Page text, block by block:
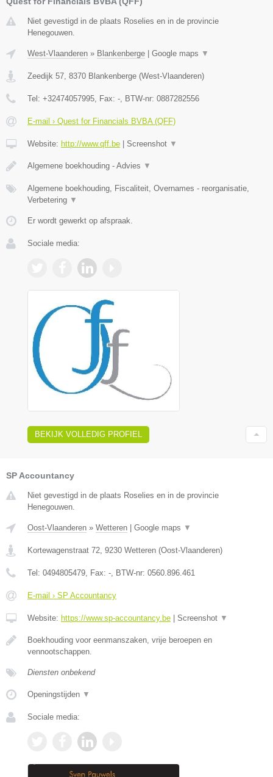
Niet gevestigd in de plaats Roselies en in de provincie
Henegouwen.
West-Vlaanderen » Blankenberge Google maps ▼
Zeedijk 57, 8370 Blankenberge (West-Vlaanderen)
Tel: +32474057995, Fax: -, BTW-nr: 0887282556
E-mail › Quest for Financials BVBA (QFF)
Website: http://www.qff.be Screenshot ▼
Algemene boekhouding - Advies ▼
Algemene boekhouding, Fiscaliteit, Overnames - reorganisatie,
Verbetering ▼
Er wordt gewerkt op afspraak.
Sociale media:
BEKIJK VOLLEDIG PROFIEL
SP Accountancy
Niet gevestigd in de plaats Roselies en in de provincie
Henegouwen.
Oost-Vlaanderen » Wetteren Google maps ▼
Kortewagenstraat 72 9230 Wetteren (Oost-Vlaanderen)
Tel: 0494805479 , Fax: - , BTW-nr: 0560.896.461
E-mail › SP Accountancy
Website: https://www.sp-accountancy.be Screenshot ▼
Boekhouding voor eenmanszaken, vrije beroepen en
vennootschappen.
Diensten onbekend
Openingstijden ▼
Sociale media: